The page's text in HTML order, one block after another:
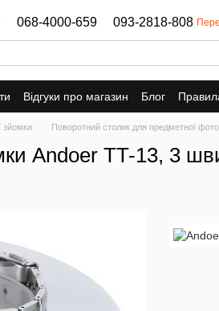
068-4000-659 093-2818-808
Відгуки про магазин Блог
зйомки Поворотний столик для предметної
Andoer TT-13, 3